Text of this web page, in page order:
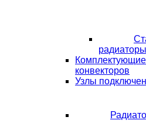
конвекторов
Узлы